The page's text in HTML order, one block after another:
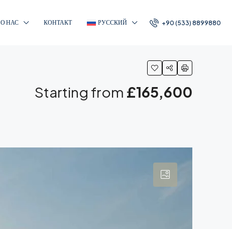
О НАС КОНТАКТ РУССКИЙ +90 (533) 8899880
Starting from £165,600